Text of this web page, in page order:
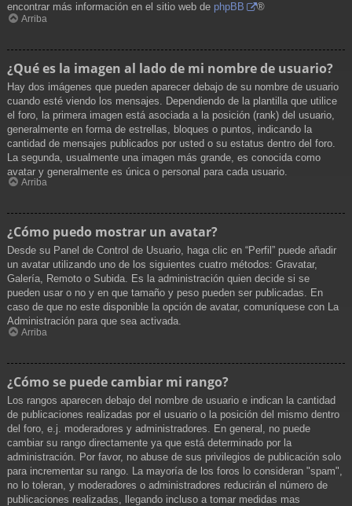
encontrar más información en el sitio web de phpBB ®
Arriba
¿Qué es la imagen al lado de mi nombre de usuario?
Hay dos imágenes que pueden aparecer debajo de su nombre de usuario
cuando esté viendo los mensajes. Dependiendo de la plantilla que utilice
el foro, la primera imagen está asociada a la posición (rank) del usuario,
generalmente en forma de estrellas, bloques o puntos, indicando la
cantidad de mensajes publicados por usted o su estatus dentro del foro.
La segunda, usualmente una imagen más grande, es conocida como
avatar y generalmente es única o personal para cada usuario.
Arriba
¿Cómo puedo mostrar un avatar?
Desde su Panel de Control de Usuario, haga clic en “Perfil” puede añadir
un avatar utilizando uno de los siguientes cuatro métodos: Gravatar,
Galería, Remoto o Subida. Es la administración quien decide si se
pueden usar o no y en que tamaño y peso pueden ser publicadas. En
caso de que no este disponible la opción de avatar, comuníquese con La
Administración para que sea activada.
Arriba
¿Cómo se puede cambiar mi rango?
Los rangos aparecen debajo del nombre de usuario e indican la cantidad
de publicaciones realizadas por el usuario o la posición del mismo dentro
del foro, e.j. moderadores y administradores. En general, no puede
cambiar su rango directamente ya que está determinado por la
administración. Por favor, no abuse de sus privilegios de publicación solo
para incrementar su rango. La mayoría de los foros lo consideran "spam",
no lo toleran, y moderadores o administradores reducirán el número de
publicaciones realizadas, llegando incluso a tomar medidas mas